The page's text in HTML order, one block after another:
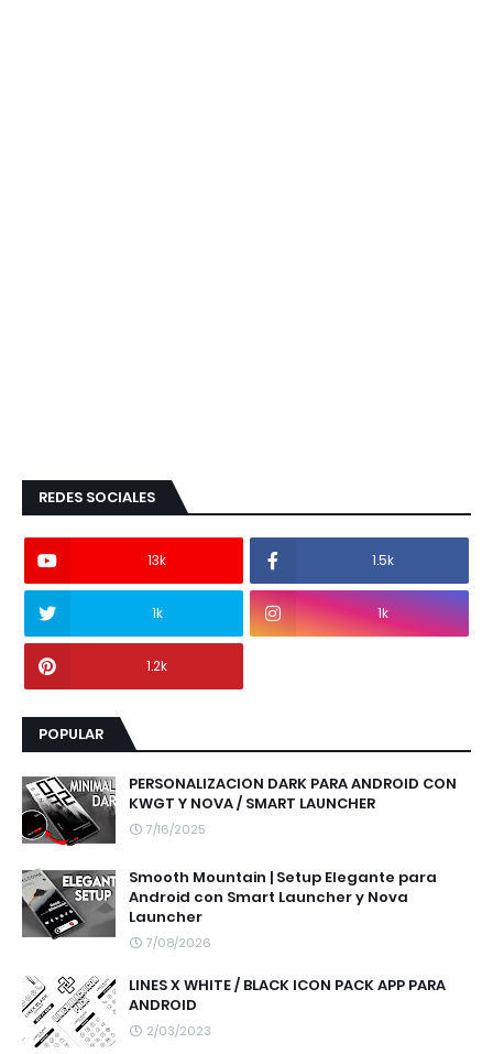
REDES SOCIALES
13k 1.5k
1k 1k
1.2k
POPULAR
PERSONALIZACION DARK PARA ANDROID CON
KWGT Y NOVA / SMART LAUNCHER
7/16/2025
Smooth Mountain | Setup Elegante para
Android con Smart Launcher y Nova
Launcher
7/08/2026
LINES X WHITE / BLACK ICON PACK APP PARA
ANDROID
2/03/2023